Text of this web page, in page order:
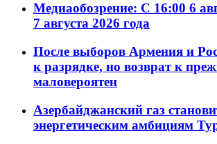
Медиаобозрение: С 16:00 6
7 августа 2026 года
После выборов Армения и
к разрядке, но возврат к
маловероятен
Азербайджанский газ
энергетическим амбициям